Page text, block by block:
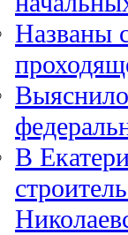
Названы
В